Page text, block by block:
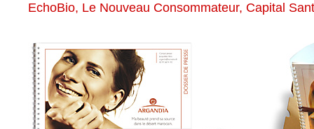
EchoBio, Le Nouveau Consommateur, Capital